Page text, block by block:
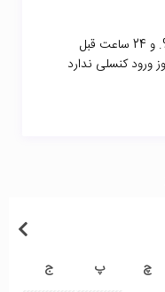
48 ساعت قبل ورود با دریافت 35%. و 24 ساعت قبل
چ پ ج